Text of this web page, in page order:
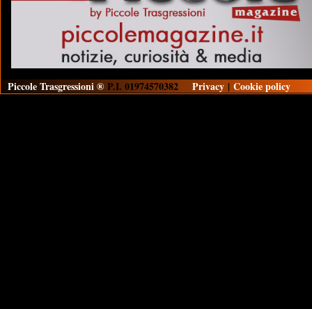
Piccole Trasgressioni ® P.I. 01974570382 Privacy | Cookie policy